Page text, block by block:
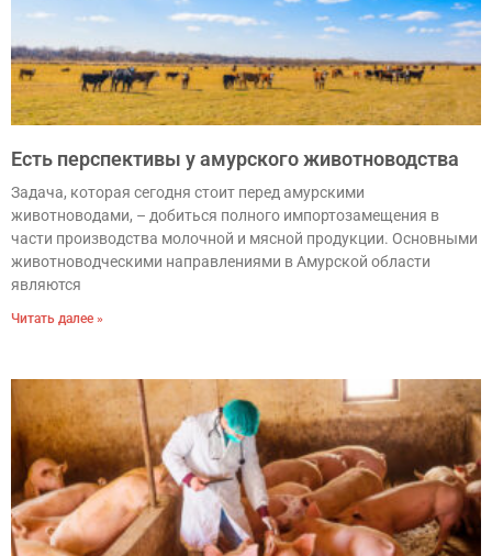
Есть перспективы у амурского животноводства
Задача, которая сегодня стоит перед амурскими
животноводами, – добиться полного импортозамещения в
части производства молочной и мясной продукции. Основными
животноводческими направлениями в Амурской области
являются
Читать далее »